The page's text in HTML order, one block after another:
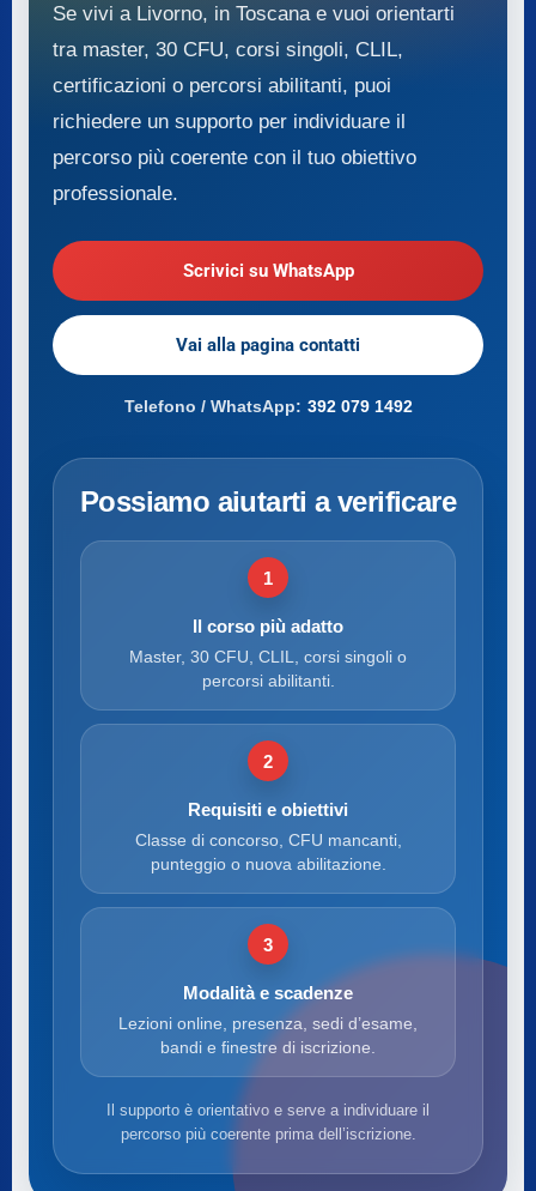
Se vivi a Livorno, in Toscana e vuoi orientarti
tra master, 30 CFU, corsi singoli, CLIL,
certificazioni o percorsi abilitanti, puoi
richiedere un supporto per individuare il
percorso più coerente con il tuo obiettivo
professionale.
Scrivici su WhatsApp
Vai alla pagina contatti
Telefono / WhatsApp: 392 079 1492
Possiamo aiutarti a verificare
1
Il corso più adatto
Master, 30 CFU, CLIL, corsi singoli o
percorsi abilitanti.
2
Requisiti e obiettivi
Classe di concorso, CFU mancanti,
punteggio o nuova abilitazione.
3
Modalità e scadenze
Lezioni online, presenza, sedi d’esame,
bandi e finestre di iscrizione.
Il supporto è orientativo e serve a individuare il
percorso più coerente prima dell’iscrizione.